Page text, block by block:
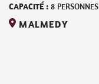
CAPACITÉ : 8 PERSONNES
MALMEDY